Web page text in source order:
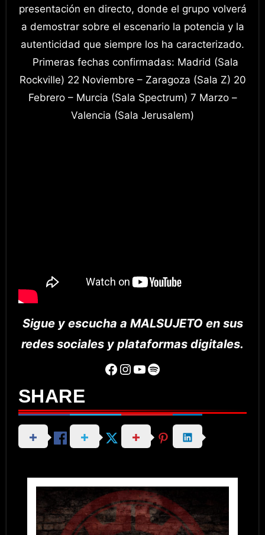
presentación en directo, donde el grupo volverá
a demostrar sobre el escenario la potencia y la
autenticidad que siempre los ha caracterizado.
Primeras fechas confirmadas: Madrid (Sala
Rockville) 22 Noviembre – Zaragoza (Sala Z) 20
Febrero – Murcia (Sala Spectrum) 7 Marzo –
Valencia (Sala Jerusalem)
Sigue y escucha a MALSUJETO en sus
redes sociales y plataformas digitales.
Facebook Instagram YouTube Spotify
SHARE